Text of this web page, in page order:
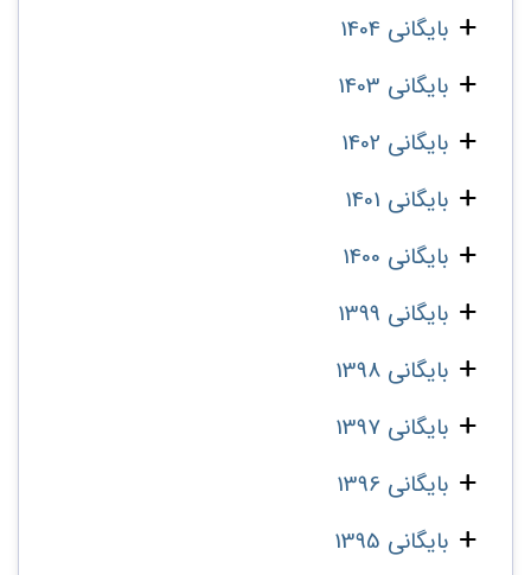
بایگانی 1404
بایگانی 1403
بایگانی 1402
بایگانی 1401
بایگانی 1400
بایگانی 1399
بایگانی 1398
بایگانی 1397
بایگانی 1396
بایگانی 1395